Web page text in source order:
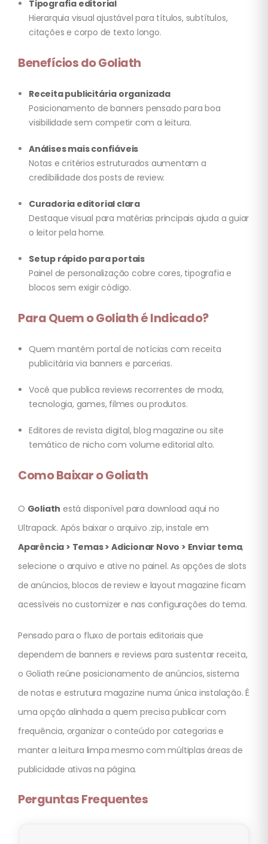
Tipografia editorial
Hierarquia visual ajustável para títulos, subtítulos,
citações e corpo de texto longo.
Benefícios do Goliath
Receita publicitária organizada
Posicionamento de banners pensado para boa
visibilidade sem competir com a leitura.
Análises mais confiáveis
Notas e critérios estruturados aumentam a
credibilidade dos posts de review.
Curadoria editorial clara
Destaque visual para matérias principais ajuda a guiar
o leitor pela home.
Setup rápido para portais
Painel de personalização cobre cores, tipografia e
blocos sem exigir código.
Para Quem o Goliath é Indicado?
Quem mantém portal de notícias com receita
publicitária via banners e parcerias.
Você que publica reviews recorrentes de moda,
tecnologia, games, filmes ou produtos.
Editores de revista digital, blog magazine ou site
temático de nicho com volume editorial alto.
Como Baixar o Goliath
O Goliath está disponível para download aqui no
Ultrapack. Após baixar o arquivo .zip, instale em
Aparência > Temas > Adicionar Novo > Enviar tema,
selecione o arquivo e ative no painel. As opções de slots
de anúncios, blocos de review e layout magazine ficam
acessíveis no customizer e nas configurações do tema.
Pensado para o fluxo de portais editoriais que
dependem de banners e reviews para sustentar receita,
o Goliath reúne posicionamento de anúncios, sistema
de notas e estrutura magazine numa única instalação. É
uma opção alinhada a quem precisa publicar com
frequência, organizar o conteúdo por categorias e
manter a leitura limpa mesmo com múltiplas áreas de
publicidade ativas na página.
Perguntas Frequentes